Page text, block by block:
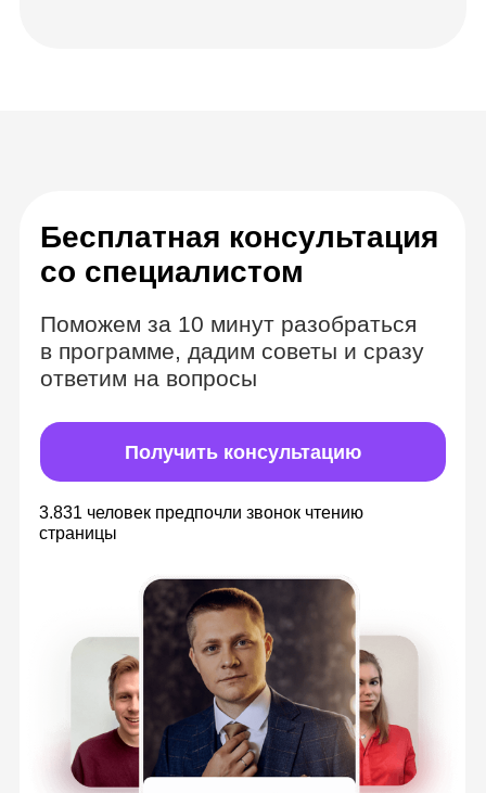
Комбинируем
формат вебинаров
и видеозаписей
безграничным доступом
Изучайте материалы в удобное время,
всегда можете к ним вернуться, чтобы
повторить